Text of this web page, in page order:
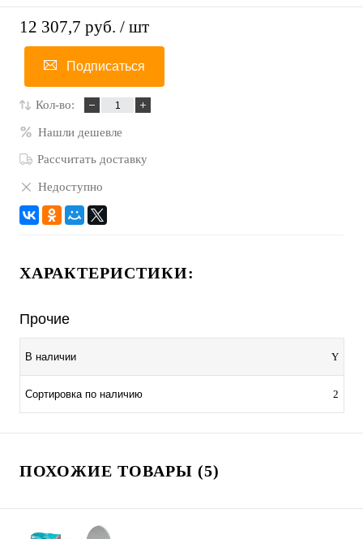
12 307,7 руб. / шт
Подписаться
Кол-во:
Нашли дешевле
Рассчитать доставку
Недоступно
ХАРАКТЕРИСТИКИ:
Прочие
В наличии Y
Сортировка по наличию 2
ПОХОЖИЕ ТОВАРЫ (5)